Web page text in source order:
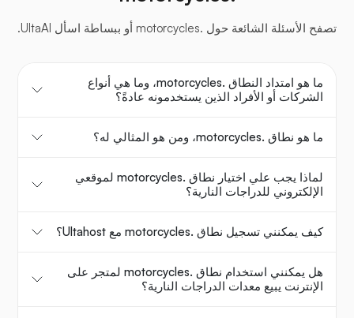
تصفح الأسئلة الشائعة حول .motorcycles أو ببساطة اسأل UltaAI.
ما هو امتداد النطاق .motorcycles، وما هي أنواع
الشركات أو الأفراد الذين يستخدمونه عادةً؟
ما هو نطاق .motorcycles، ومن هو المثالي له؟
لماذا يجب علي اختيار نطاق .motorcycles لموقعي
الإلكتروني للدراجات النارية؟
كيف يمكنني تسجيل نطاق .motorcycles مع Ultahost؟
هل يمكنني استخدام نطاق .motorcycles لمتجر على
الإنترنت يبيع معدات الدراجات النارية؟